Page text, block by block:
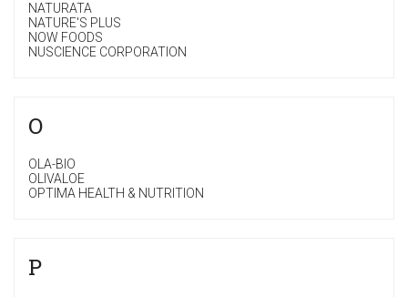
NATURATA
NATURE'S PLUS
NOW FOODS
NUSCIENCE CORPORATION
O
OLA-BIO
OLIVALOE
OPTIMA HEALTH & NUTRITION
P